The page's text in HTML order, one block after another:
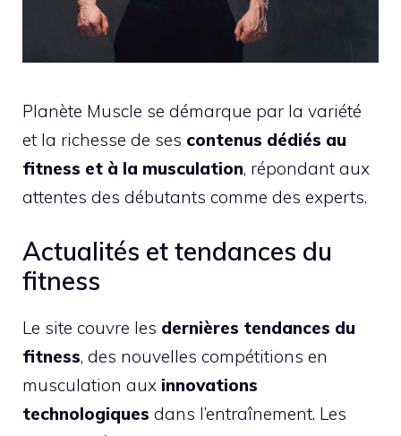
Planète Muscle se démarque par la variété
et la richesse de ses contenus dédiés au
fitness et à la musculation, répondant aux
attentes des débutants comme des experts.
Actualités et tendances du
fitness
Le site couvre les dernières tendances du
fitness, des nouvelles compétitions en
musculation aux innovations
technologiques dans l’entraînement. Les